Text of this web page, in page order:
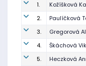
1. Kožíšková
2.
Paulíčková
3.
Gregorová
4.
Škáchová
5.
Heczková